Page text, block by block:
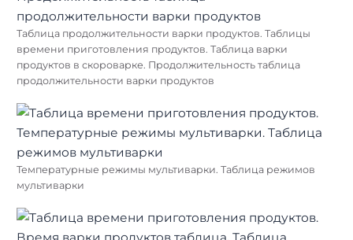
Таблица продолжительности варки продуктов. Таблицы
времени приготовления продуктов. Таблица варки
продуктов в скороварке. Продолжительность таблица
продолжительности варки продуктов
Температурные режимы мультиварки. Таблица режимов
мультиварки